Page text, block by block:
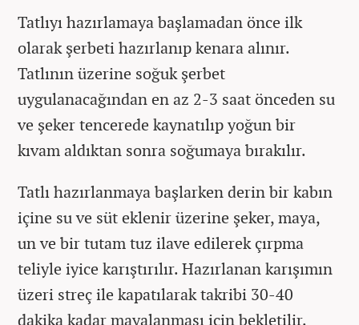
Tatlıyı hazırlamaya başlamadan önce ilk
olarak şerbeti hazırlanıp kenara alınır.
Tatlının üzerine soğuk şerbet
uygulanacağından en az 2-3 saat önceden su
ve şeker tencerede kaynatılıp yoğun bir
kıvam aldıktan sonra soğumaya bırakılır.
Tatlı hazırlanmaya başlarken derin bir kabın
içine su ve süt eklenir üzerine şeker, maya,
un ve bir tutam tuz ilave edilerek çırpma
teliyle iyice karıştırılır. Hazırlanan karışımın
üzeri streç ile kapatılarak takribi 30-40
dakika kadar mayalanması için bekletilir.